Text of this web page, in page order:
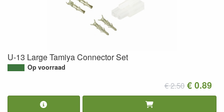
U-13 Large Tamiya Connector Set
Op voorraad
€ 2.50 € 0.89